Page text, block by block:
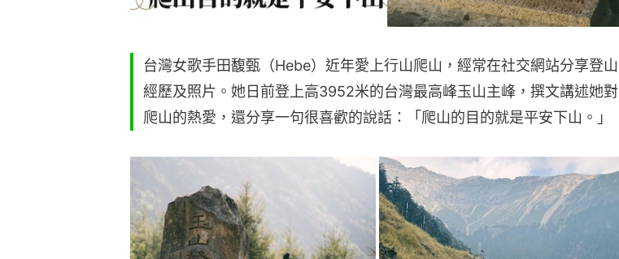
台灣女歌手田馥甄（Hebe）近年愛上行山爬山，經常在社交網站分享登山
經歷及照片。她日前登上高3952米的台灣最高峰玉山主峰，撰文講述她對
爬山的熱愛，還分享一句很喜歡的說話：「爬山的目的就是平安下山。」